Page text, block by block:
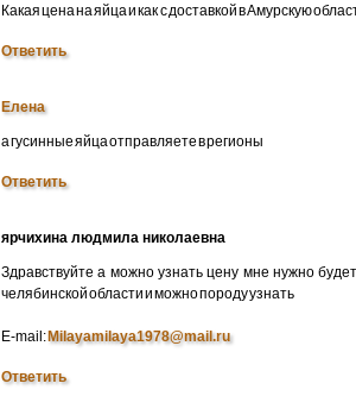
Какая цена на яйца и как с доставкой в Амурскую
Ответить
Елена
а гусинные яйца отправляете в регионы
Ответить
ярчихина людмила николаевна
Здравствуйте а можно узнать цену мне нужно
челябинской области и можно породу узнать
E-mail:Milayamilaya1978@mail.ru
Ответить